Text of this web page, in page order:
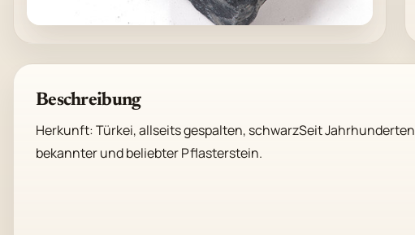
Beschreibung
Herkunft: Türkei, allseits gespalten, schwarzSeit Jahrhunderten
bekannter und beliebter Pflasterstein.